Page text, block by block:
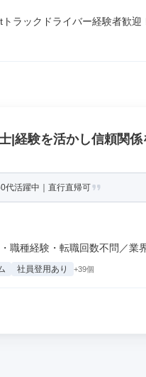
ラックドライバー経験者歓迎
|経験を活かし信頼関係
代活躍中｜直行直帰可
職種経験・転職回数不問／業
社員登用あり +39個